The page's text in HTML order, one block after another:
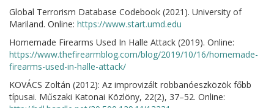
Global Terrorism Database Codebook (2021). University of
Mariland. Online: https://www.start.umd.edu
Homemade Firearms Used In Halle Attack (2019). Online:
https://www.thefirearmblog.com/blog/2019/10/16/homemade-
firearms-used-in-halle-attack/
KOVÁCS Zoltán (2012): Az improvizált robbanóeszközök főbb
típusai. Műszaki Katonai Közlöny, 22(2), 37–52. Online: